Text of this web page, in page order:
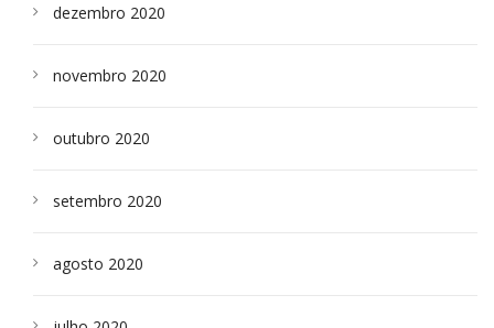
dezembro 2020
novembro 2020
outubro 2020
setembro 2020
agosto 2020